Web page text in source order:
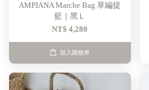
AMPIANA Marche Bag 草編提
籃｜黑Ｌ
NT$ 4,280
加入購物車